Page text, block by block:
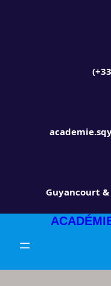
Guyancourt